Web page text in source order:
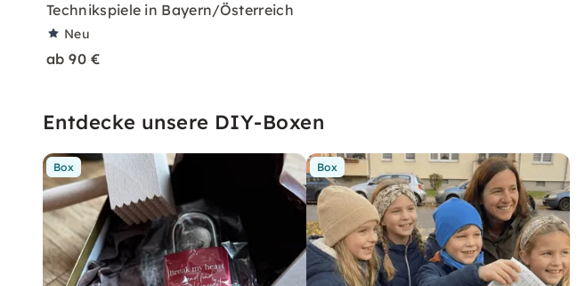
Technikspiele in Bayern/Österreich
Neu
ab 90 €
Entdecke unsere DIY-Boxen
Box Box